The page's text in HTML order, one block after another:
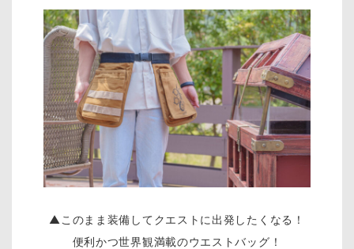
▲このまま装備してクエストに出発したくなる！
便利かつ世界観満載のウエストバッグ！